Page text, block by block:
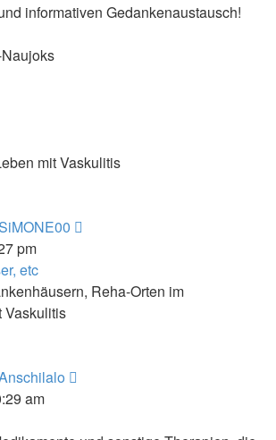
informativen Gedankenaustausch!
mit Vaskulitis
pm
etc
Reha-Orten im
Vaskulitis
am